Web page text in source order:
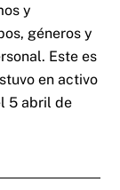
y
géneros y
Este es
en activo
5 abril de